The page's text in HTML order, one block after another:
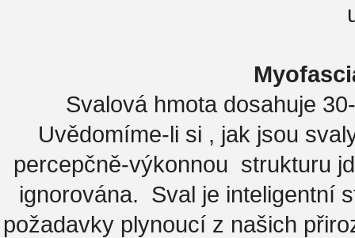
Svalová hmota dosahuje
Uvědomíme-li si , jak jsou
percepčně-výkonnou strukturu
ignorována. Sval je inteligentní
požadavky plynoucí z našich